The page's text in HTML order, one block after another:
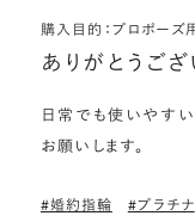
購入目的：プロポーズ
ありがとうご
日常でも使いやすい
お願いします。
#婚約指輪 #プラチナ